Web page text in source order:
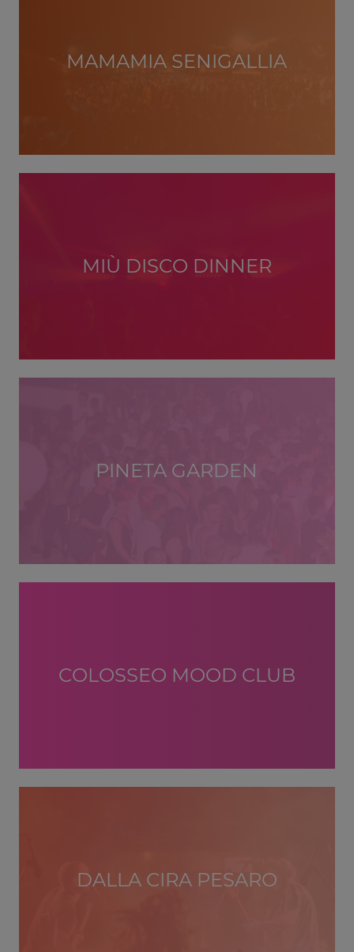
MAMAMIA SENIGALLIA
MIÙ DISCO DINNER
PINETA GARDEN
COLOSSEO MOOD CLUB
DALLA CIRA PESARO